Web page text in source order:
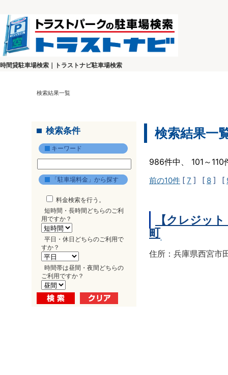
時間貸駐車場検索｜トラストナビ駐車場検索
検索結果一覧
検索条件
キーワード
「駐車場料金」から探す
料金検索を行う。
短時間・長時間どちらのご利
用ですか？
平日・休日どちらのご利用で
すか？
時間帯は昼間・夜間どちらの
ご利用ですか？
検索結果一
986件中、 101～
前の10件 [ 7 ] [ 8 ] [
【クレジッ
町
住所：兵庫県西宮市